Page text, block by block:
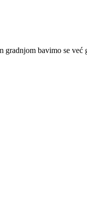
gradnjom bavimo se već